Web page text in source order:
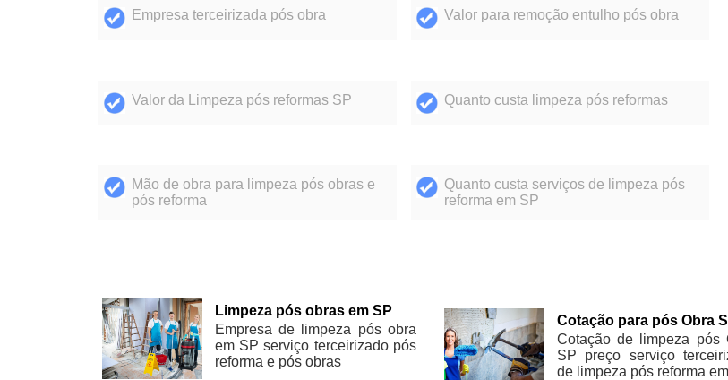
Empresa terceirizada pós obra Valor para remoção entulho pós obra
Valor da Limpeza pós reformas SP Quanto custa limpeza pós reformas
Mão de obra para limpeza pós obras e
pós reforma
Quanto custa serviços de limpeza pós
reforma em SP
Limpeza pós obras em SP
Empresa de limpeza pós obra
em SP serviço terceirizado pós
reforma e pós obras
Cotação para pós Obra
Cotação de limpeza pós
SP preço serviço
de limpeza pós reforma